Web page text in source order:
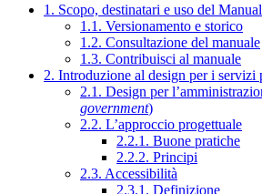
1. Scopo, destinatari e uso del
1.1. Versionamento e storico
1.2. Consultazione del manuale
1.3. Contribuisci al manuale
2. Introduzione al design per i
2.1. Design per
government)
2.2. L’approccio progettuale
2.2.1. Buone pratiche
2.2.2. Principi
2.3. Accessibilità
2.3.1. Definizione